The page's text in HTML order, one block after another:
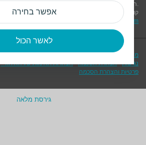
אפשר בחירה
לאשר הכול
השימוש המצורפים למוצרים לפני השימוש.
il.info@coloplast.com
מוצרי קולופלסט - הוראות שימוש
נגישות-הצהרת הסכמה-הצהרות תאימות של האיחוד
פרטיות והצהרת הסכמה
גירסת מלאה